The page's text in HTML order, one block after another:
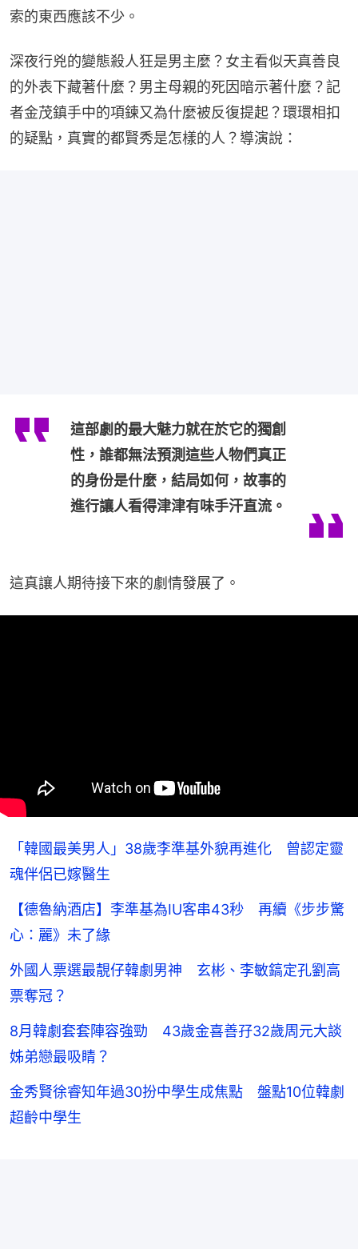
索的東西應該不少。
深夜行兇的變態殺人狂是男主麼？女主看似天真善良
的外表下藏著什麼？男主母親的死因暗示著什麼？記
者金茂鎮手中的項鍊又為什麼被反復提起？環環相扣
的疑點，真實的都賢秀是怎樣的人？導演說：
這部劇的最大魅力就在於它的獨創
性，誰都無法預測這些人物們真正
的身份是什麼，結局如何，故事的
進行讓人看得津津有味手汗直流。
這真讓人期待接下來的劇情發展了。
「韓國最美男人」38歲李準基外貌再進化 曾認定靈
魂伴侶已嫁醫生
【德魯納酒店】李準基為IU客串43秒 再續《步步驚
心：麗》未了緣
外國人票選最靚仔韓劇男神 玄彬、李敏鎬定孔劉高
票奪冠？
8月韓劇套套陣容強勁 43歲金喜善孖32歲周元大談
姊弟戀最吸睛？
金秀賢徐睿知年過30扮中學生成焦點 盤點10位韓劇
超齡中學生